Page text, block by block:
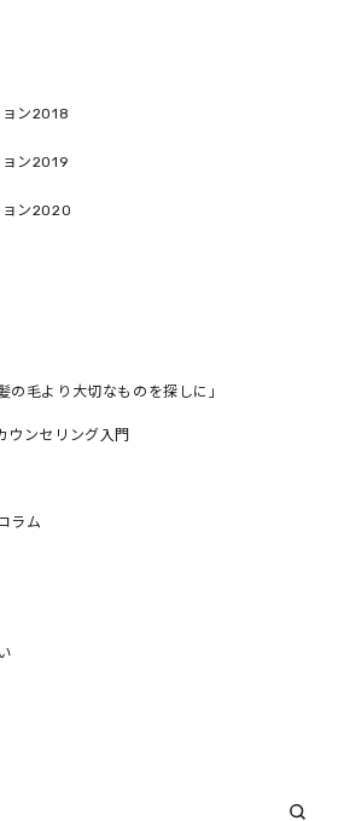
ョン2018
ョン2019
ョン2020
の毛より大切なものを探しに」
ウンセリング入門
ラム